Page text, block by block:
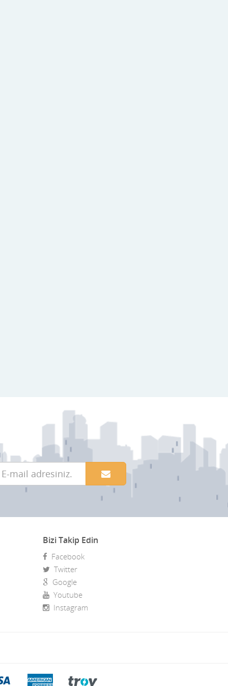
Bizi Takip Edin
Facebook
Twitter
Google
Youtube
Instagram